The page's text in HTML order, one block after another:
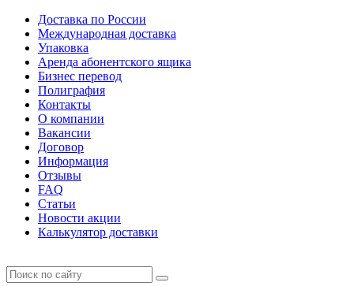
Доставка по России
Международная доставка
Упаковка
Аренда абонентского ящика
Бизнес перевод
Полиграфия
Контакты
О компании
Вакансии
Договор
Информация
Отзывы
FAQ
Статьи
Новости акции
Калькулятор доставки